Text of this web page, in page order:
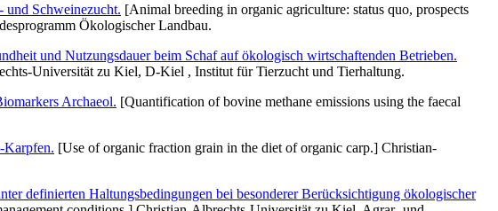
und Schweinezucht. [Animal breeding in organic agriculture: status quo, prospects
Ökologischer Landbau.
und Nutzungsdauer beim Schaf auf ökologisch wirtschaftenden Betrieben.
Universität zu Kiel, D-Kiel , Institut für Tierzucht und Tierhaltung.
Archaeol. [Quantification of bovine methane emissions using the faecal
Karpfen. [Use of organic fraction grain in the diet of organic carp.] Christian-
definierten Haltungsbedingungen bei besonderer Berücksichtigung ökologischer